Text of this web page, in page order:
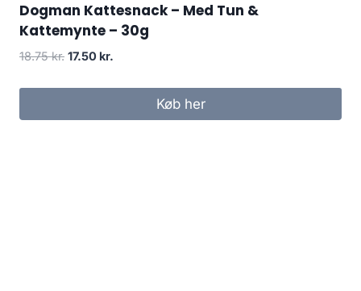
Dogman Kattesnack – Med Tun &
Kattemynte – 30g
18.75kr. Den
17.50 kr.
Køb her